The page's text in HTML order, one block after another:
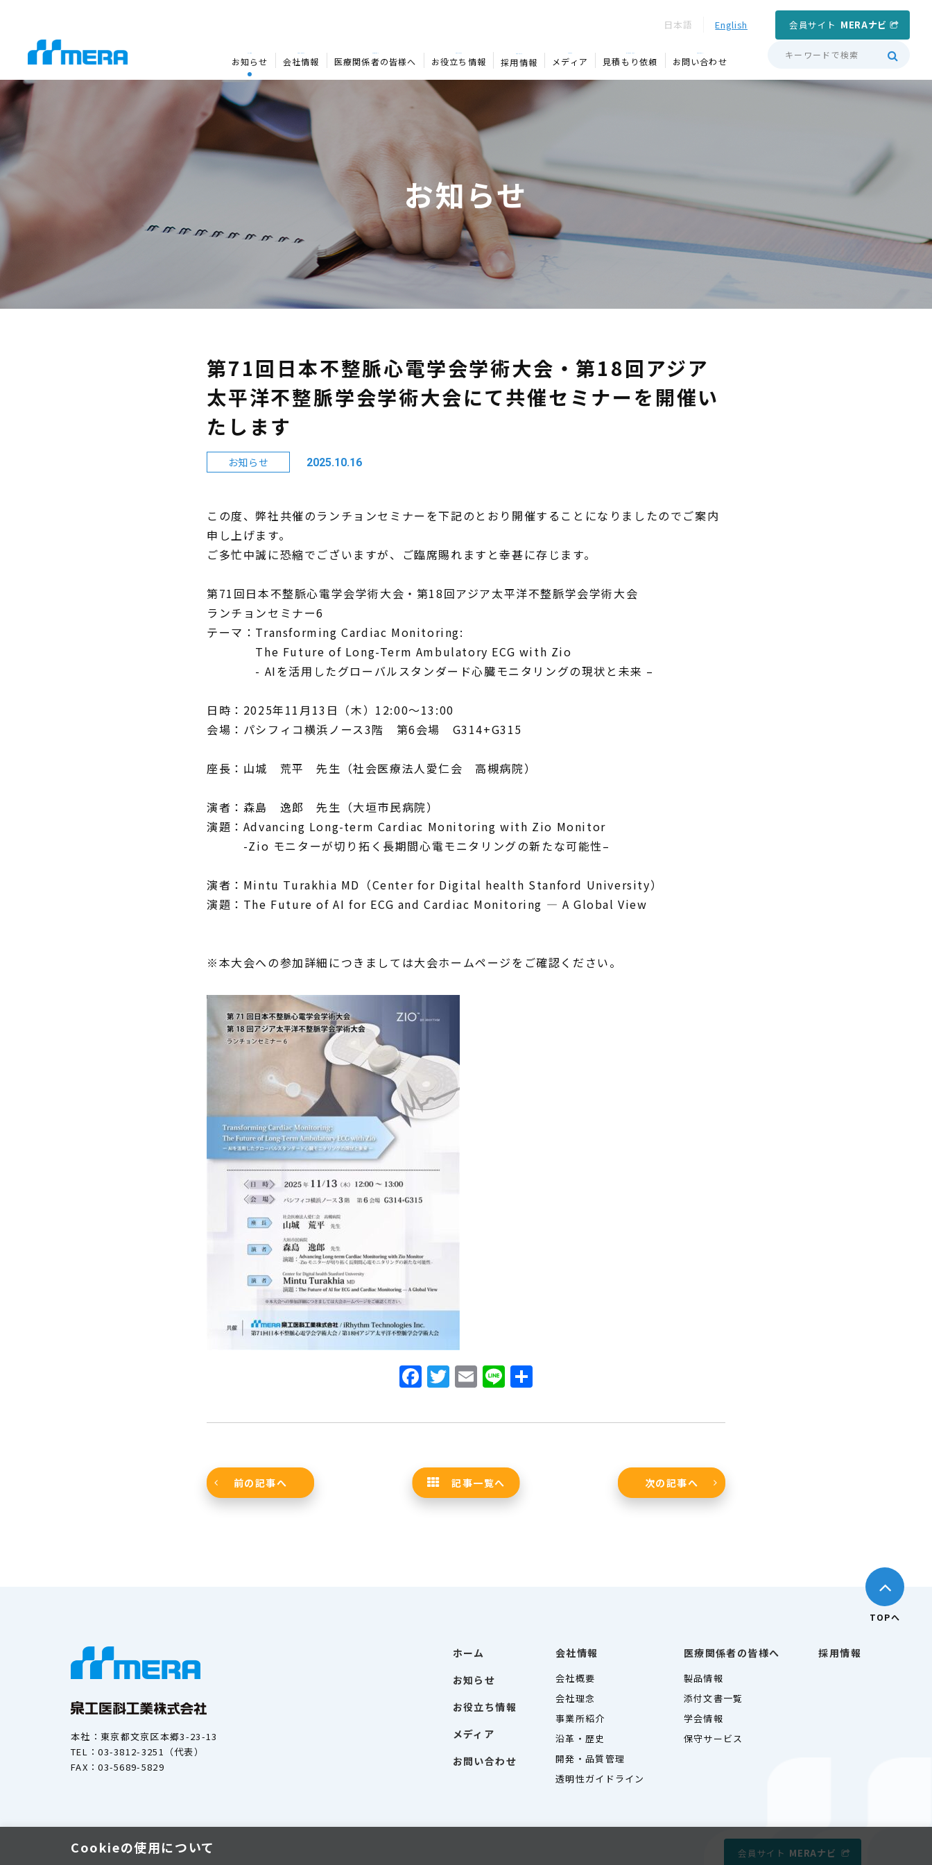
Cookieの使用について
日本語 English 会員サイト MERAナビ
お知らせ 会社情報 医療関係者の皆様へ お役立ち情報 採用情報 メディア 見積もり依頼 お問い合わせ
お知らせ
第71回日本不整脈心電学会学術大会・第18回アジア
太平洋不整脈学会学術大会にて共催セミナーを開催い
たします
お知らせ 2025.10.16
この度、弊社共催のランチョンセミナーを下記のとおり開催することになりましたのでご案内
申し上げます。
ご多忙中誠に恐縮でございますが、ご臨席賜れますと幸甚に存じます。
第71 回日本不整脈心電学会学術大会・第18回アジア太平洋不整脈学会学術大会
ランチョンセミナー6
テーマ： Transforming Cardiac Monitoring:
The Future of Long-Term Ambulatory ECG with Zio
- AIを活用したグローバルスタンダード心臓モニタリングの現状と未来 –
日時： 2025年11 月 13 日（木） 12:00～13:00
会場：パシフィコ横浜ノース3階 第6会場 G314+G315
座長：山城 荒平 先生（社会医療法人愛仁会 高槻病院）
演者：森島 逸郎 先生（大垣市民病院）
演題： Advancing Long-term Cardiac Monitoring with Zio Monitor
-Zio モニターが切り拓く長期間心電モニタリングの新たな可能性–
演者： Mintu Turakhia MD （Center for Digital health Stanford University）
演題： The Future of AI for ECG and Cardiac Monitoring — A Global View
※本大会への参加詳細につきましては大会ホームページをご確認ください。
Facebook
Twitter
Email
Line
前の記事へ 記事一覧へ 次の記事へ
TOPへ
本社：東京都文京区本郷3-23-13
TEL：03-3812-3251（代表）
FAX：03-5689-5829
ホーム
お知らせ
お役立ち情報
メディア
お問い合わせ
会社情報
会社概要
会社理念
事業所紹介
沿革・歴史
開発・品質管理
透明性ガイドライン
医療関係者の皆様へ
製品情報
添付文書一覧
学会情報
保守サービス
採用情報
会員サイト MERAナビ